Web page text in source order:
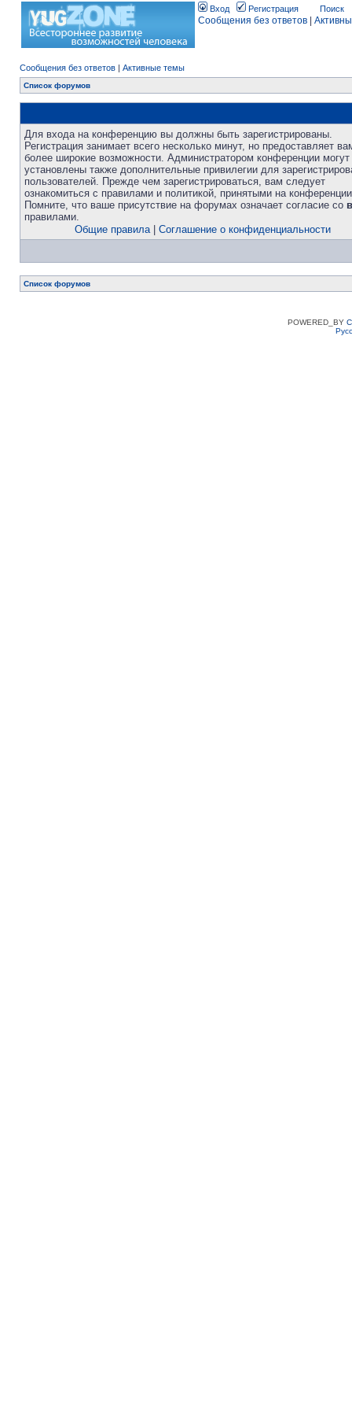
Вход Регистрация Поиск
Сообщения без ответов
Сообщения без ответов | Активные темы
Список форумов
Для входа на конференцию вы должны быть зарегистрированы.
Регистрация занимает всего несколько минут, но предоставляет
более широкие возможности. Администратором конференции
установлены также дополнительные привилегии для
пользователей. Прежде чем зарегистрироваться, вам следует
ознакомиться с правилами и политикой, принятыми на
Помните, что ваше присутствие на форумах означает согласие со
правилами.
Общие правила| Соглашение о конфиденциальности
Список форумов
POWERED_BY